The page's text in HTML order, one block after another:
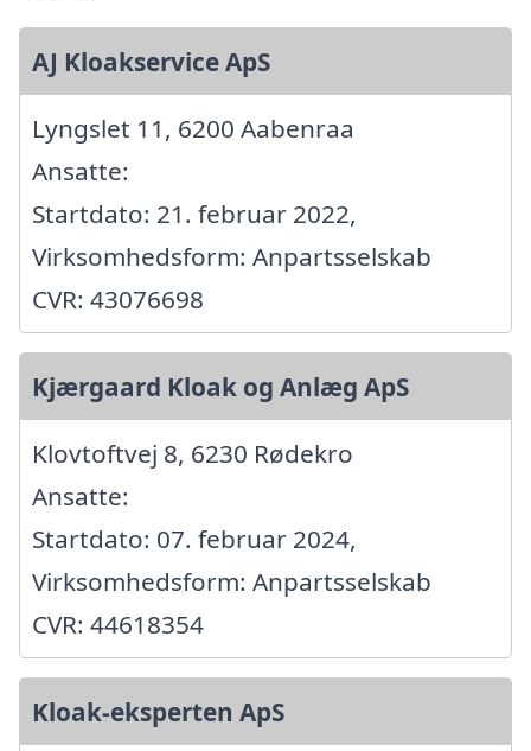
AJ Kloakservice ApS
Lyngslet 11, 6200 Aabenraa
Ansatte:
Startdato: 21. februar 2022,
Virksomhedsform: Anpartsselskab
CVR: 43076698
Kjærgaard Kloak og Anlæg ApS
Klovtoftvej 8, 6230 Rødekro
Ansatte:
Startdato: 07. februar 2024,
Virksomhedsform: Anpartsselskab
CVR: 44618354
Kloak-eksperten ApS